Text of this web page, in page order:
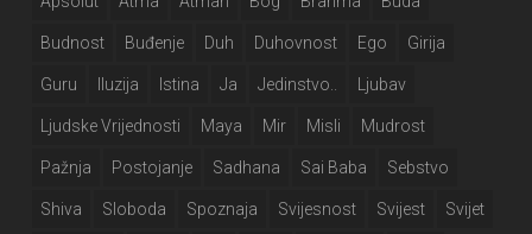
Budnost Buđenje Duh Duhovnost Ego Girija
Guru Iluzija Istina Ja Jedinstvo.. Ljubav
Ljudske Vrijednosti Maya Mir Misli Mudrost
Pažnja Postojanje Sadhana Sai Baba Sebstvo
Shiva Sloboda Spoznaja Svijesnost Svijest Svijet